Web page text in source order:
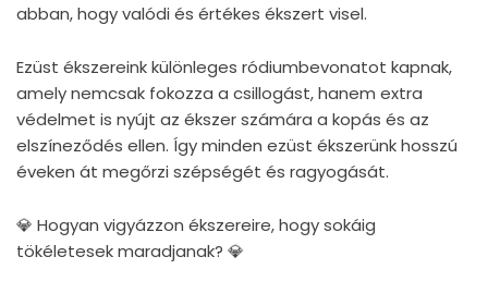
abban, hogy valódi és értékes ékszert visel.
Ezüst ékszereink különleges ródiumbevonatot kapnak,
amely nemcsak fokozza a csillogást, hanem extra
védelmet is nyújt az ékszer számára a kopás és az
elszíneződés ellen. Így minden ezüst ékszerünk hosszú
éveken át megőrzi szépségét és ragyogását.
💎 Hogyan vigyázzon ékszereire, hogy sokáig
tökéletesek maradjanak? 💎